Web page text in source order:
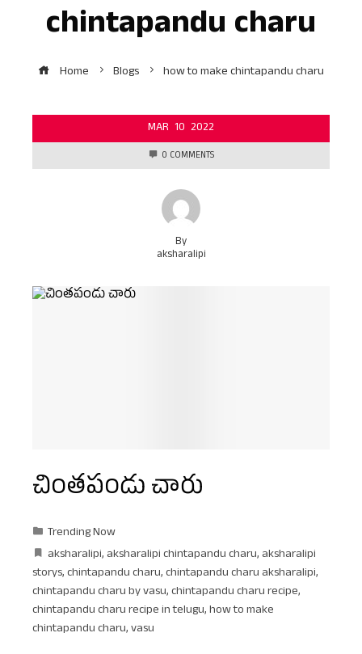
chintapandu charu
Home Blogs how to make chintapandu charu
MAR 10 2022
0 COMMENTS
By
aksharalipi
చింతపండు చారు
Trending Now
aksharalipi, aksharalipi chintapandu charu, aksharalipi
storys,chintapandu charu,chintapandu charu aksharalipi,
chintapandu charu by vasu,chintapandu charu recipe,
chintapandu charu recipe in telugu,how to make
chintapandu charu,vasu